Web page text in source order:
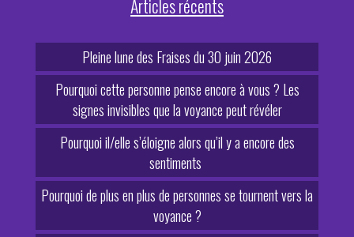
Articles récents
Pleine lune des Fraises du 30 juin 2026
Pourquoi cette personne pense encore à vous ? Les
signes invisibles que la voyance peut révéler
Pourquoi il/elle s’éloigne alors qu’il y a encore des
sentiments
Pourquoi de plus en plus de personnes se tournent vers la
voyance ?